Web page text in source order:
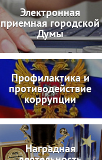
Электронная
приемная городской
Думы
Профилактика и
противодействие
коррупции
Наградная